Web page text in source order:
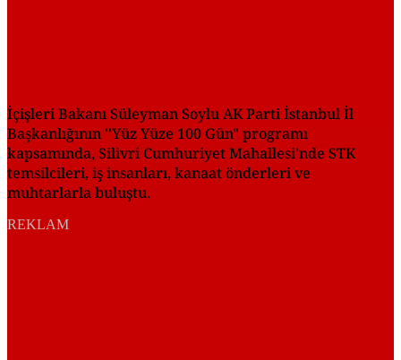
İçişleri Bakanı Süleyman Soylu AK Parti İstanbul İl
Başkanlığının ''Yüz Yüze 100 Gün" programı
kapsamında, Silivri Cumhuriyet Mahallesi'nde STK
temsilcileri, iş insanları, kanaat önderleri ve
muhtarlarla buluştu.
REKLAM